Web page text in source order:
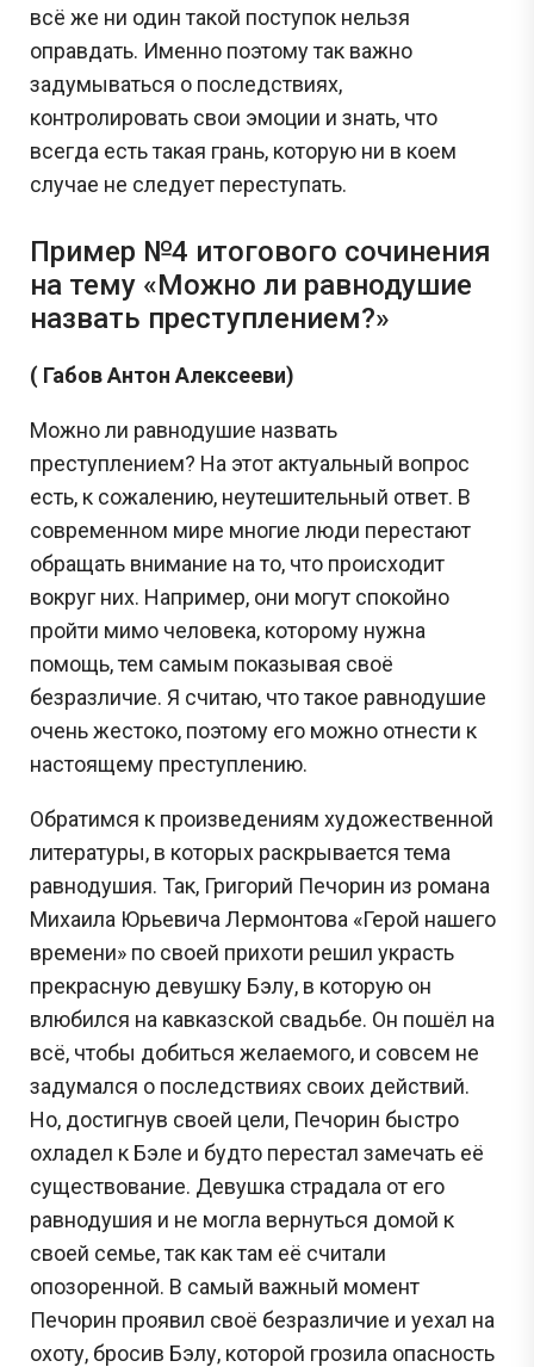
всё же ни один такой поступок нельзя
оправдать. Именно поэтому так важно
задумываться о последствиях,
контролировать свои эмоции и знать, что
всегда есть такая грань, которую ни в коем
случае не следует переступать.
Пример №4 итогового сочинения
на тему «Можно ли равнодушие
назвать преступлением?»
( Габов Антон Алексееви)
Можно ли равнодушие назвать
преступлением? На этот актуальный вопрос
есть, к сожалению, неутешительный ответ. В
современном мире многие люди перестают
обращать внимание на то, что происходит
вокруг них. Например, они могут спокойно
пройти мимо человека, которому нужна
помощь, тем самым показывая своё
безразличие. Я считаю, что такое равнодушие
очень жестоко, поэтому его можно отнести к
настоящему преступлению.
Обратимся к произведениям художественной
литературы, в которых раскрывается тема
равнодушия. Так, Григорий Печорин из романа
Михаила Юрьевича Лермонтова «Герой нашего
времени» по своей прихоти решил украсть
прекрасную девушку Бэлу, в которую он
влюбился на кавказской свадьбе. Он пошёл на
всё, чтобы добиться желаемого, и совсем не
задумался о последствиях своих действий.
Но, достигнув своей цели, Печорин быстро
охладел к Бэле и будто перестал замечать её
существование. Девушка страдала от его
равнодушия и не могла вернуться домой к
своей семье, так как там её считали
опозоренной. В самый важный момент
Печорин проявил своё безразличие и уехал на
охоту, бросив Бэлу, которой грозила опасность